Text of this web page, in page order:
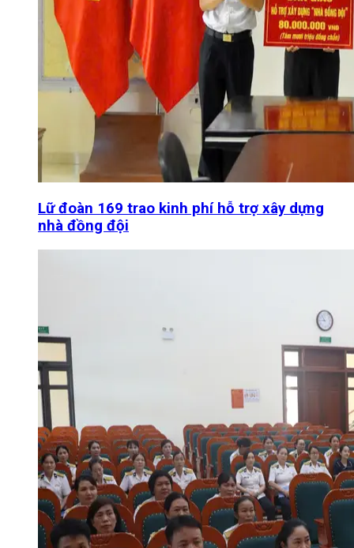
Lữ đoàn 169 trao kinh phí hỗ trợ xây dựng
nhà đồng đội